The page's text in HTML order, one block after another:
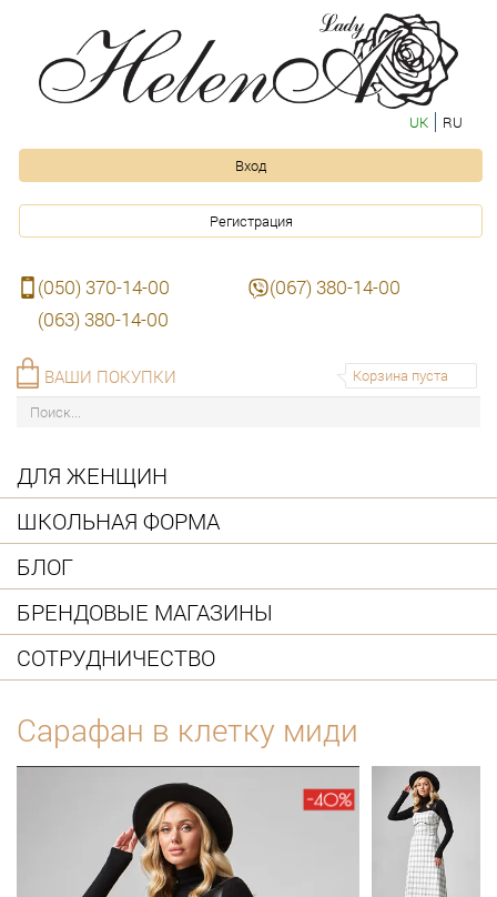
UK RU
Вход
Регистрация
(050) 370-14-00
(067) 380-14-00
(063) 380-14-00
Корзина пуста
ВАШИ ПОКУПКИ
ДЛЯ ЖЕНЩИН
ШКОЛЬНАЯ ФОРМА
БЛОГ
БРЕНДОВЫЕ МАГАЗИНЫ
СОТРУДНИЧЕСТВО
Сарафан в клетку миди